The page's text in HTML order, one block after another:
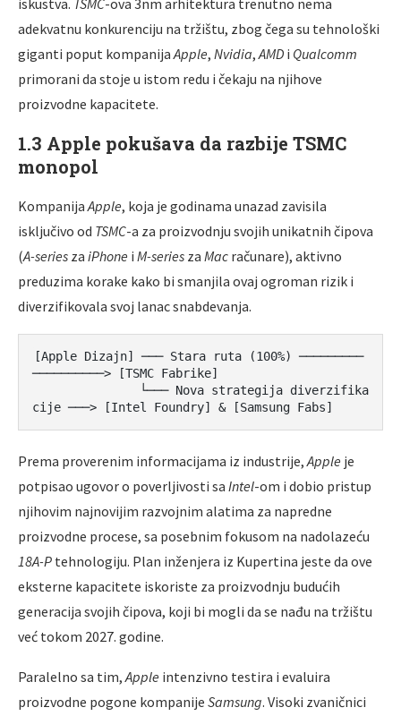
adekvatnu konkurenciju na tržištu, zbog čega su tehnološki
giganti poput kompanija Apple, Nvidia, AMD i Qualcomm
primorani da stoje u istom redu i čekaju na njihove
proizvodne kapacitete.
1.3 Apple pokušava da razbije TSMC
monopol
Kompanija Apple, koja je godinama unazad zavisila
isključivo od TSMC-a za proizvodnju svojih unikatnih čipova
(A-series za iPhone i M-series za Mac računare), aktivno
preduzima korake kako bi smanjila ovaj ogroman rizik i
diverzifikovala svoj lanac snabdevanja.
[Apple Dizajn] ─── Stara ruta (100%) ─────────
──────────> [TSMC Fabrike]
Prema proverenim informacijama iz industrije, Apple je
potpisao ugovor o poverljivosti sa Intel-om i dobio pristup
njihovim najnovijim razvojnim alatima za napredne
proizvodne procese, sa posebnim fokusom na nadolazeću
18A-P tehnologiju. Plan inženjera iz Kupertina jeste da ove
eksterne kapacitete iskoriste za proizvodnju budućih
generacija svojih čipova, koji bi mogli da se nađu na tržištu
već tokom 2027. godine.
Paralelno sa tim, Apple intenzivno testira i evaluira
proizvodne pogone kompanije Samsung. Visoki zvaničnici